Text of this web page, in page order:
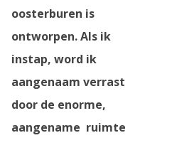
oosterburen is
ontworpen. Als ik
instap, word ik
aangenaam verrast
door de enorme,
aangename ruimte